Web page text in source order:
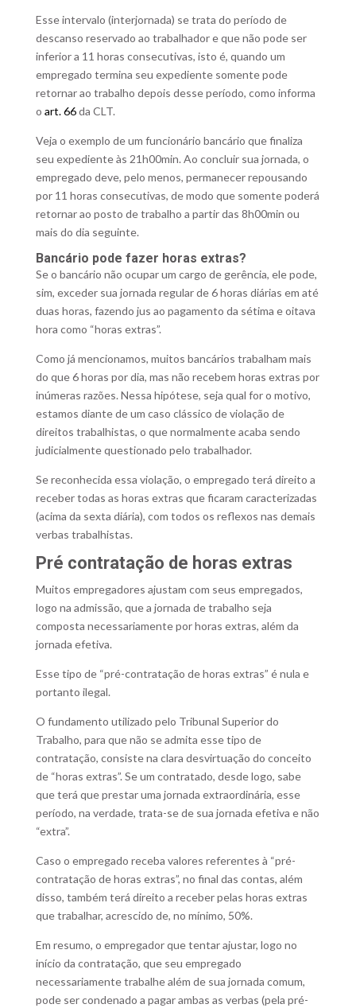
Esse intervalo (interjornada) se trata do período de
descanso reservado ao trabalhador e que não pode ser
inferior a 11 horas consecutivas, isto é, quando um
empregado termina seu expediente somente pode
retornar ao trabalho depois desse período, como informa
o art. 66da CLT.
Veja o exemplo de um funcionário bancário que finaliza
seu expediente às 21h00min. Ao concluir sua jornada, o
empregado deve, pelo menos, permanecer repousando
por 11 horas consecutivas, de modo que somente poderá
retornar ao posto de trabalho a partir das 8h00min ou
mais do dia seguinte.
Bancário pode fazer horas extras?
Se o bancário não ocupar um cargo de gerência, ele pode,
sim, exceder sua jornada regular de 6 horas diárias em até
duas horas, fazendo jus ao pagamento da sétima e oitava
hora como “horas extras”.
Como já mencionamos, muitos bancários trabalham mais
do que 6 horas por dia, mas não recebem horas extras por
inúmeras razões. Nessa hipótese, seja qual for o motivo,
estamos diante de um caso clássico de violação de
direitos trabalhistas, o que normalmente acaba sendo
judicialmente questionado pelo trabalhador.
Se reconhecida essa violação, o empregado terá direito a
receber todas as horas extras que ficaram caracterizadas
(acima da sexta diária), com todos os reflexos nas demais
verbas trabalhistas.
Pré contratação de horas extras
Muitos empregadores ajustam com seus empregados,
logo na admissão, que a jornada de trabalho seja
composta necessariamente por horas extras, além da
jornada efetiva.
Esse tipo de “pré-contratação de horas extras” é nula e
portanto ilegal.
O fundamento utilizado pelo Tribunal Superior do
Trabalho, para que não se admita esse tipo de
contratação, consiste na clara desvirtuação do conceito
de “horas extras”. Se um contratado, desde logo, sabe
que terá que prestar uma jornada extraordinária, esse
período, na verdade, trata-se de sua jornada efetiva e não
“extra”.
Caso o empregado receba valores referentes à “pré-
contratação de horas extras”, no final das contas, além
disso, também terá direito a receber pelas horas extras
que trabalhar, acrescido de, no mínimo, 50%.
Em resumo, o empregador que tentar ajustar, logo no
início da contratação, que seu empregado
necessariamente trabalhe além de sua jornada comum,
pode ser condenado a pagar ambas as verbas (pela pré-